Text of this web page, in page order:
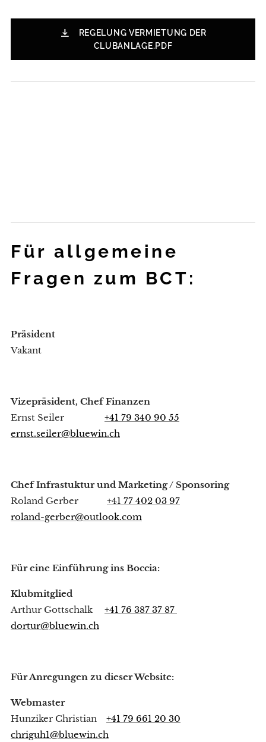
REGELUNG VERMIETUNG DER
CLUBANLAGE.PDF
Für allgemeine
Fragen zum BCT:
Präsident
Vakant
Vizepräsident, Chef Finanzen
Ernst Seiler +41 79 340 90 55
ernst.seiler@bluewin.ch
Chef Infrastuktur und Marketing / Sponsoring
Roland Gerber +41 77 402 03 97
roland-gerber@outlook.com
Für eine Einführung ins Boccia:
Klubmitglied
Arthur Gottschalk +41 76 387 37 87
dortur@bluewin.ch
Für Anregungen zu dieser Website:
Webmaster
Hunziker Christian +41 79 661 20 30
chriguh1@bluewin.ch